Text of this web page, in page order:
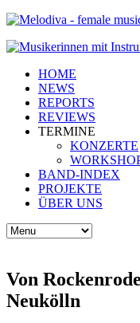
HOME
NEWS
REPORTS
REVIEWS
TERMINE
KONZERTE
BAND-INDEX
PROJEKTE
ÜBER UNS
Von
Neukölln